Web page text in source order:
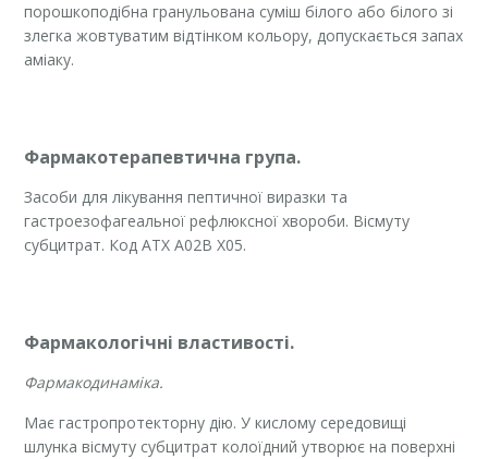
порошкоподібна гранульована суміш білого або білого зі
злегка жовтуватим відтінком кольору, допускається запах
аміаку.
Фармакотерапевтична група.
Засоби для лікування пептичної виразки та
гастроезофагеальної рефлюксної хвороби. Вісмуту
субцитрат. Код АТХ А02В Х05.
Фармакологічні властивості.
Фармакодинаміка.
Має гастропротекторну дію. У кислому середовищі
шлунка вісмуту субцитрат колоїдний утворює на поверхні